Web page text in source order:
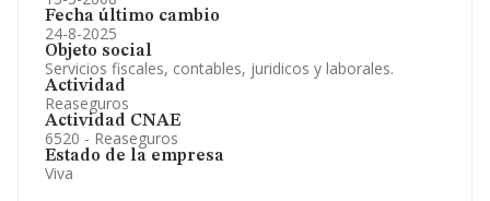
Fecha último cambio
24-8-2025
Objeto social
Servicios fiscales, contables, juridicos y laborales.
Actividad
Reaseguros
Actividad CNAE
6520 - Reaseguros
Estado de la empresa
Viva